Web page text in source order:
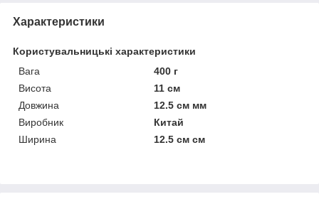
Характеристики
Користувальницькі характеристики
Вага
400 г
Висота
11 см
Довжина
12.5 см мм
Виробник
Китай
Ширина
12.5 см см